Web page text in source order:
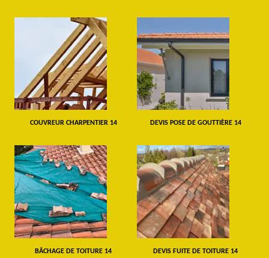
COUVREUR CHARPENTIER 14 DEVIS POSE DE GOUTTIÈRE 14
BÂCHAGE DE TOITURE 14 DEVIS FUITE DE TOITURE 14